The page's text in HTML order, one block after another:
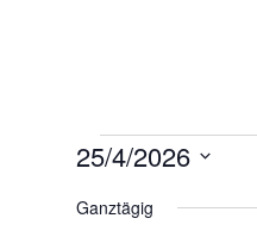
Veranstaltungen
25.
25/4/2026
wählen.
Ganztägig